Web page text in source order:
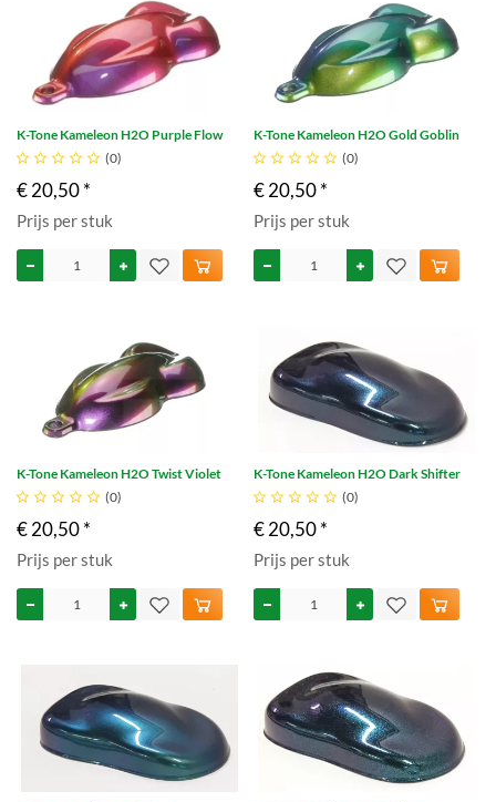
K-Tone Kameleon H2O Purple Flow
     (0)
€ 20,50 *
Prijs per stuk
K-Tone Kameleon H2O Gold Goblin
     (0)
€ 20,50 *
Prijs per stuk
K-Tone Kameleon H2O Twist Violet
     (0)
€ 20,50 *
Prijs per stuk
K-Tone Kameleon H2O Dark Shifter
     (0)
€ 20,50 *
Prijs per stuk